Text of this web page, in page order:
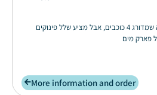
ריזורט מרשת אלבטרוס המעולה שמדורג 4 כוכבים, אבל מציע שלל פינוקים
More information and order